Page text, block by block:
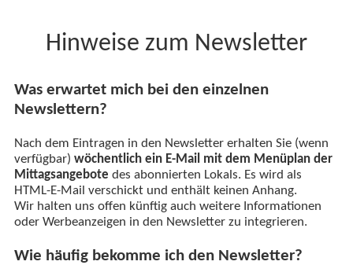
Hinweise zum Newsletter
Was erwartet mich bei den einzelnen
Newslettern?
Nach dem Eintragen in den Newsletter erhalten Sie (wenn
verfügbar) wöchentlich ein E-Mail mit dem Menüplan der
Mittagsangebote des abonnierten Lokals. Es wird als
HTML-E-Mail verschickt und enthält keinen Anhang.
Wir halten uns offen künftig auch weitere Informationen
oder Werbeanzeigen in den Newsletter zu integrieren.
Wie häufig bekomme ich den Newsletter?